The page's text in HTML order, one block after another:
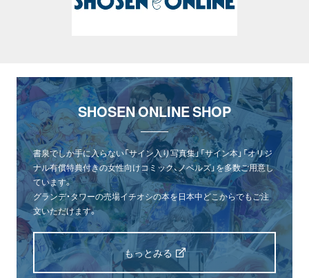
SHOSEN ONLINE SHOP
書泉でしか手に入らない「サイン入り写真集」「サイン本」「オリジ
ナル有償特典付きの女性向けコミック、ノベルズ」を多数ご用意し
ています。
グランデ・タワーの売場イチオシの本を日本中どこからでもご注
文いただけます。
もっとみる